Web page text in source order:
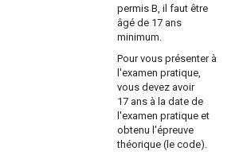
permis B, il faut être
âgé de 17 ans
minimum.
Pour vous présenter à
l'examen pratique,
vous devez avoir
17 ans à la date de
l'examen pratique et
obtenu l'épreuve
théorique (le code).